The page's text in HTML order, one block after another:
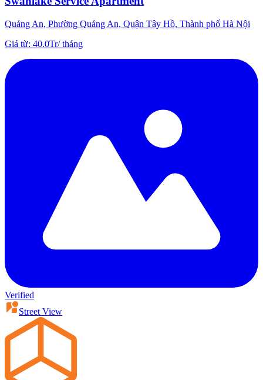
Quảng An, Phường Quảng An, Quận Tây Hồ, Thành phố Hà Nội
Giá từ: 40.0Tr/tháng
Verified
Street View